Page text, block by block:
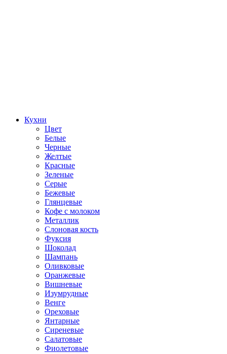
Кухни
Цвет
Белые
Черные
Желтые
Красные
Зеленые
Серые
Бежевые
Глянцевые
Кофе с молоком
Металлик
Слоновая кость
Фуксия
Шоколад
Шампань
Оливковые
Оранжевые
Вишневые
Изумрудные
Венге
Ореховые
Янтарные
Сиреневые
Салатовые
Фиолетовые